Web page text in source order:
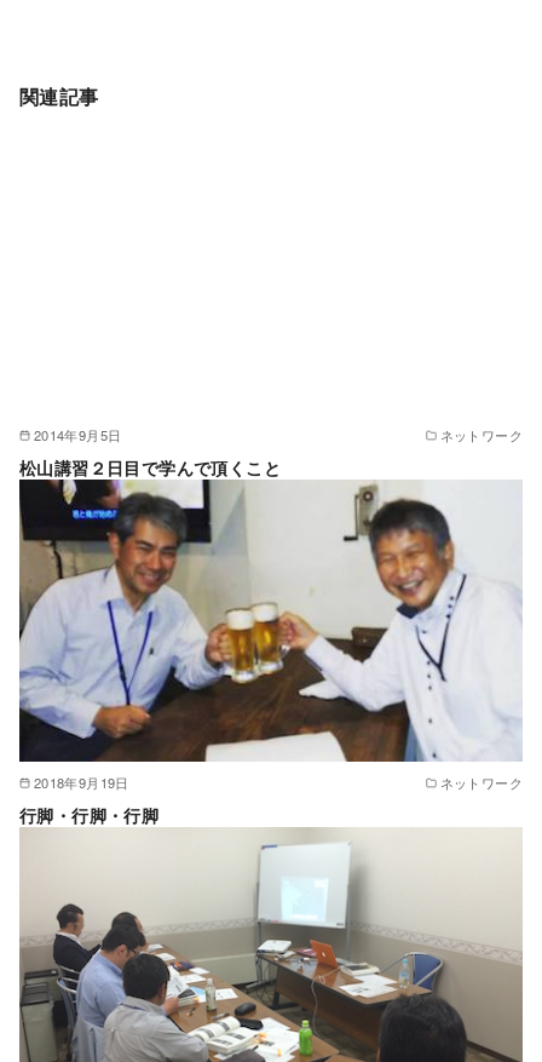
関連記事
2014年9月5日 ネットワーク
松山講習２日目で学んで頂くこと
2018年9月19日 ネットワーク
行脚・行脚・行脚